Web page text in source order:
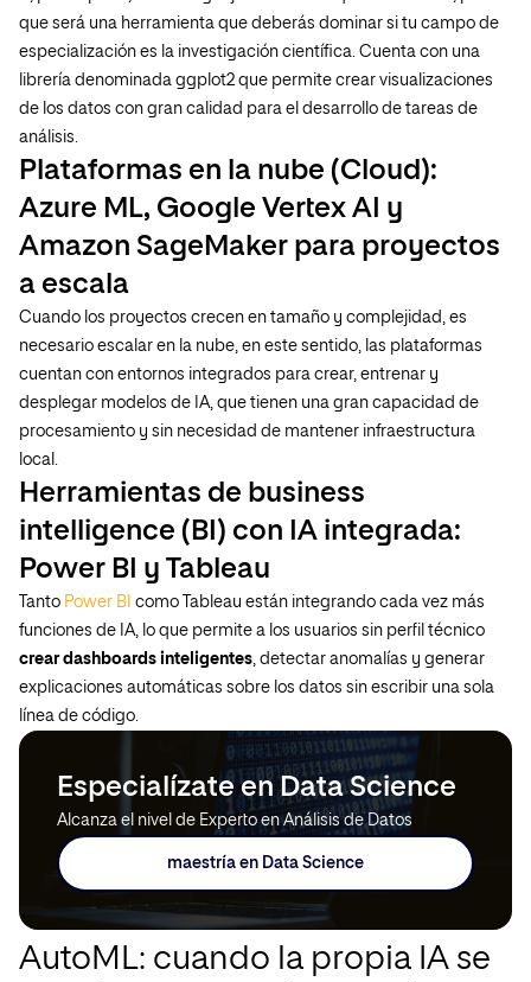
que será una herramienta que deberás dominar si tu campo de
especialización es la investigación científica. Cuenta con una
librería denominada ggplot2 que permite crear visualizaciones
de los datos con gran calidad para el desarrollo de tareas de
análisis.
Plataformas en la nube (Cloud):
Azure ML, Google Vertex AI y
Amazon SageMaker para proyectos
a escala
Cuando los proyectos crecen en tamaño y complejidad, es
necesario escalar en la nube, en este sentido, las plataformas
cuentan con entornos integrados para crear, entrenar y
desplegar modelos de IA, que tienen una gran capacidad de
procesamiento y sin necesidad de mantener infraestructura
local.
Herramientas de business
intelligence (BI) con IA integrada:
Power BI y Tableau
Tanto Power BI como Tableau están integrando cada vez más
funciones de IA, lo que permite a los usuarios sin perfil técnico
crear dashboards inteligentes, detectar anomalías y generar
explicaciones automáticas sobre los datos sin escribir una sola
línea de código.
Especialízate en Data Science
Alcanza el nivel de Experto en Análisis de Datos
maestría en Data Science
AutoML: cuando la propia IA se